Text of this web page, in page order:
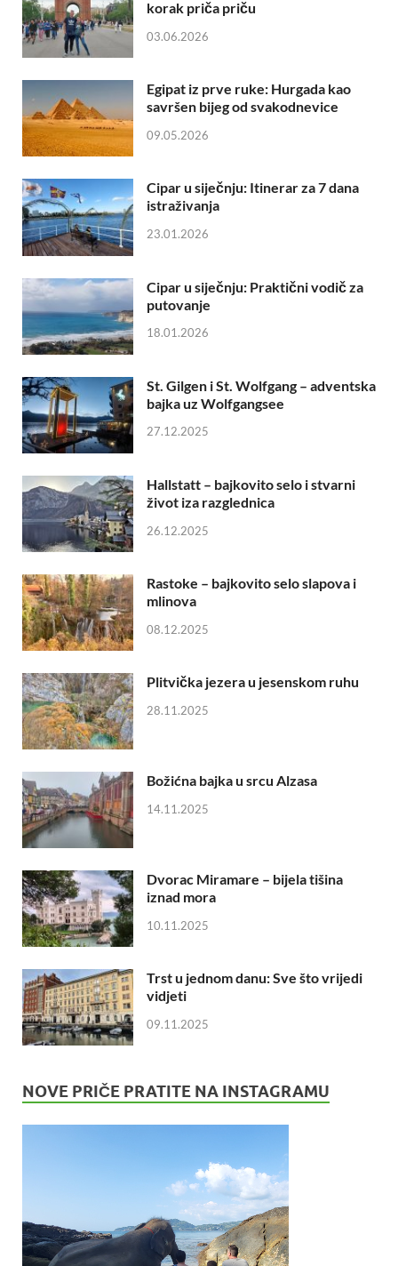
korak priča priču
03.06.2026
Egipat iz prve ruke: Hurgada kao
savršen bijeg od svakodnevice
09.05.2026
Cipar u siječnju: Itinerar za 7 dana
istraživanja
23.01.2026
Cipar u siječnju: Praktični vodič za
putovanje
18.01.2026
St. Gilgen i St. Wolfgang – adventska
bajka uz Wolfgangsee
27.12.2025
Hallstatt – bajkovito selo i stvarni
život iza razglednica
26.12.2025
Rastoke – bajkovito selo slapova i
mlinova
08.12.2025
Plitvička jezera u jesenskom ruhu
28.11.2025
Božićna bajka u srcu Alzasa
14.11.2025
Dvorac Miramare – bijela tišina
iznad mora
10.11.2025
Trst u jednom danu: Sve što vrijedi
vidjeti
09.11.2025
NOVE PRIČE PRATITE NA INSTAGRAMU